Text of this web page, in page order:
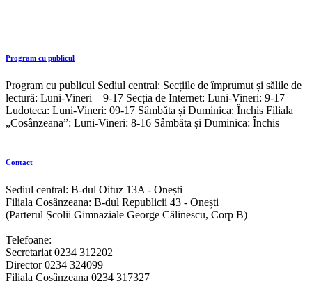
Program cu publicul
Program cu publicul Sediul central: Secțiile de împrumut și sălile de
lectură: Luni-Vineri – 9-17 Secția de Internet: Luni-Vineri: 9-17
Ludoteca: Luni-Vineri: 09-17 Sâmbăta și Duminica: Închis Filiala
„Cosânzeana”: Luni-Vineri: 8-16 Sâmbăta și Duminica: Închis
Contact
Sediul central: B-dul Oituz 13A - Onești
Filiala Cosânzeana: B-dul Republicii 43 - Onești
(Parterul Școlii Gimnaziale George Călinescu, Corp B)
Telefoane:
Secretariat 0234 312202
Director 0234 324099
Filiala Cosânzeana 0234 317327